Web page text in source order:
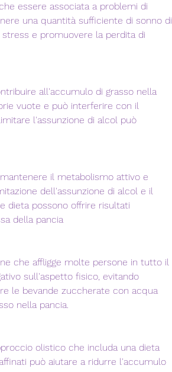
essere associata a problemi di
una quantità sufficiente di sonno di
e promuovere la perdita di
all'accumulo di grasso nella
vuote e può interferire con il
l'assunzione di alcol può
il metabolismo attivo e
dell'assunzione di alcol e il
dieta possono offrire risultati
della pancia
che affligge molte persone in tutto il
sull'aspetto fisico, evitando
le bevande zuccherate con acqua
nella pancia.
olistico che includa una dieta
può aiutare a ridurre l'accumulo